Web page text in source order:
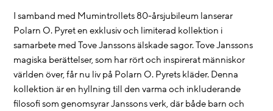
I samband med Mumintrollets 80-årsjubileum lanserar
Polarn O. Pyret en exklusiv och limiterad kollektion i
samarbete med Tove Janssons älskade sagor. Tove Janssons
magiska berättelser, som har rört och inspirerat människor
världen över, får nu liv på Polarn O. Pyrets kläder. Denna
kollektion är en hyllning till den varma och inkluderande
filosofi som genomsyrar Janssons verk, där både barn och